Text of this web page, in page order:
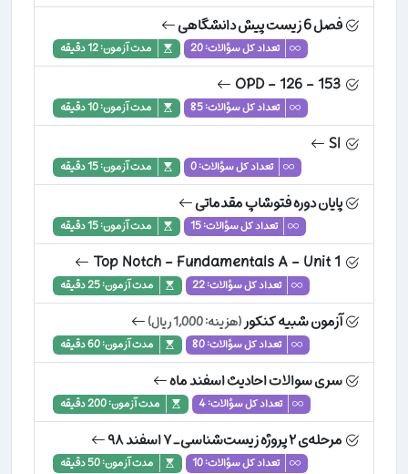
فصل 6 زیست پیش دانشگاهی
تعداد کل سؤالات: 20 مدت آزمون: 12 دقیقه
تعداد کل سؤالات: 85 مدت آزمون: 10 دقیقه
تعداد کل سؤالات: 0 مدت آزمون: 15 دقیقه
پایان دوره فتوشاپ مقدماتی
تعداد کل سؤالات: 15 مدت آزمون: 15 دقیقه
تعداد کل سؤالات: 22 مدت آزمون: 25 دقیقه
آزمون شبیه کنکور(هزینه: 1,000 ریال)
تعداد کل سؤالات: 80 مدت آزمون: 60 دقیقه
سری سوالات احادیث اسفند ماه
تعداد کل سؤالات: 4 مدت آزمون: 200 دقیقه
مرحله‌ی ۲ پروژه زیست‌شناسی ـ ۷ اسفند ۹۸
تعداد کل سؤالات: 10 مدت آزمون: 50 دقیقه